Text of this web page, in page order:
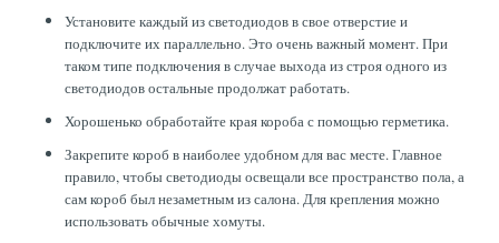
Установите каждый из светодиодов в свое отверстие и
подключите их параллельно. Это очень важный момент. При
таком типе подключения в случае выхода из строя одного из
светодиодов остальные продолжат работать.
Хорошенько обработайте края короба с помощью герметика.
Закрепите короб в наиболее удобном для вас месте. Главное
правило, чтобы светодиоды освещали все пространство пола, а
сам короб был незаметным из салона. Для крепления можно
использовать обычные хомуты.